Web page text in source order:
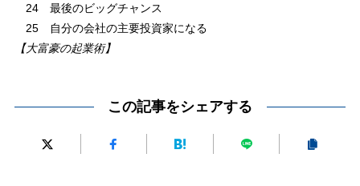
24 最後のビッグチャンス
25 自分の会社の主要投資家になる
【大富豪の起業術】
この記事をシェアする